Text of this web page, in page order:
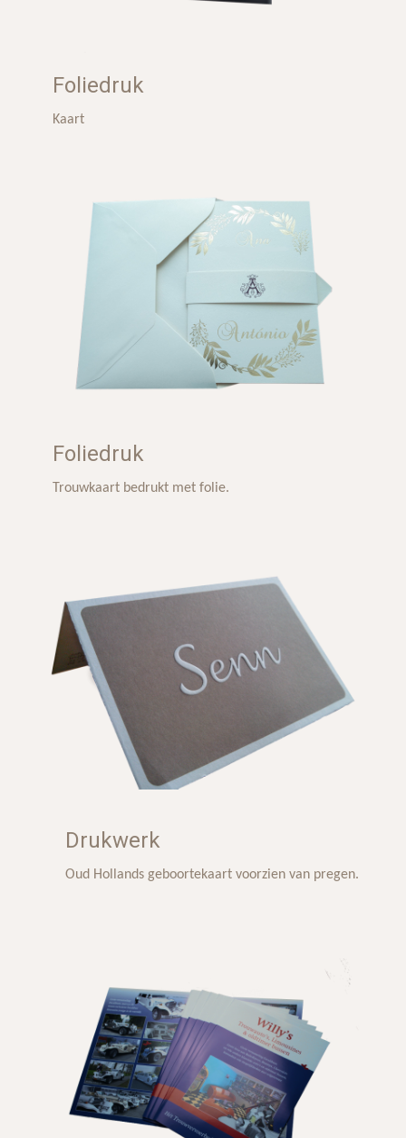
Foliedruk
Kaart
Foliedruk
Trouwkaart bedrukt met folie.
Drukwerk
Oud Hollands geboortekaart voorzien van pregen.